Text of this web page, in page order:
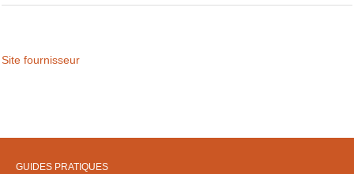
Site fournisseur
GUIDES PRATIQUES